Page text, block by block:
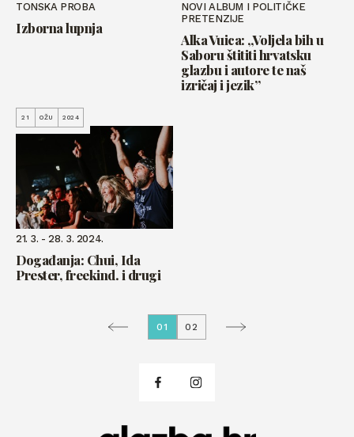
TONSKA PROBA
Izborna lupnja
NOVI ALBUM I POLITIČKE
PRETENZIJE
Alka Vuica: „Voljela bih u
Saboru štititi hrvatsku
glazbu i autore te naš
izričaj i jezik”
21 OŽU 2024
21. 3. - 28. 3. 2024.
Događanja: Chui, Ida
Prester, freekind. i drugi
01 02